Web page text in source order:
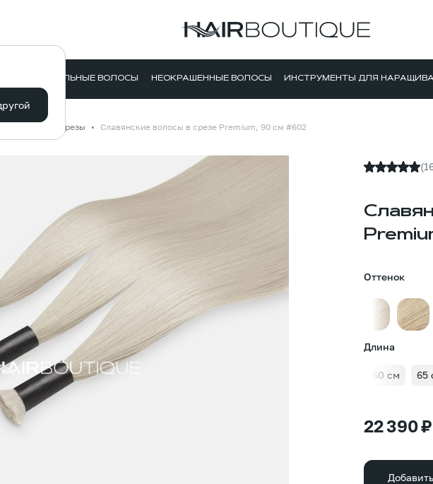
НАТУРАЛЬНЫЕ ВОЛОСЫ НЕОКРАШЕННЫЕ ВОЛОСЫ ИНСТРУМЕНТЫ ДЛЯ
Срезы Славянские волосы в срезе Premium, 90 см #602
Оттенок
Длина
60 см 65
22 390 ₽